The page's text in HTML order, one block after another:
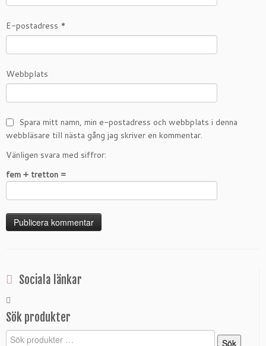
E-postadress *
Webbplats
Spara mitt namn, min e-postadress och webbplats i denna
webbläsare till nästa gång jag skriver en kommentar.
Vänligen svara med siffror:
fem + tretton =
Sociala länkar
Sök produkter
Sök
Sök